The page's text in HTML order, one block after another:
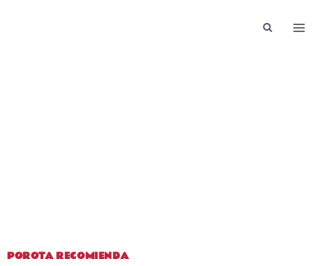
POROTA RECOMIENDA